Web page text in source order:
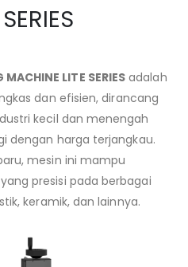
LITE SERIES adalah
dan efisien, dirancang
kecil dan menengah
dengan harga terjangkau.
mesin ini mampu
presisi pada berbagai
keramik, dan lainnya.